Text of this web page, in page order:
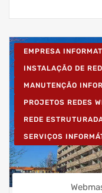
EMPRESA
INSTALAÇÃO DE
MANUTENÇÃO
PROJETOS REDES
REDE
SERVIÇOS